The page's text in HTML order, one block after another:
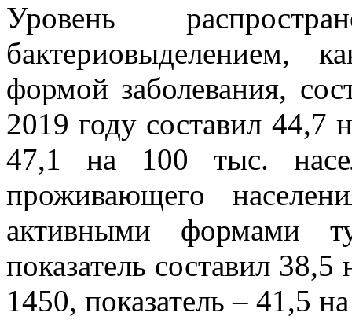
Уровень
бактериовыделением,
формой заболевания,
2019 году составил 44,7
47,1 на 100 тыс.
проживающего
активными формами
показатель составил
1450, показатель – 41,5